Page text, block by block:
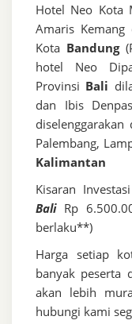
Hotel Neo Kota
Amaris Kemang
Kota Bandung
hotel Neo
Provinsi Bali
dan Ibis
Palembang,
Kalimantan
Kisaran Investasi
Bali Rp
berlaku**)
Harga setiap
banyak peserta
akan lebih
hubungi kami